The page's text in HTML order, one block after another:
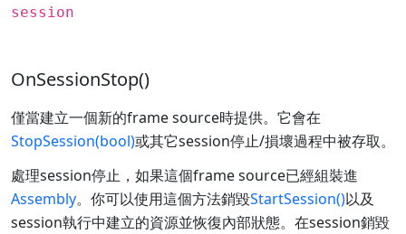
session
OnSessionStop()
僅當建立一個新的frame source時提供。它會在
StopSession(bool)或其它session停止/損壞過程中被存取。
處理session停止，如果這個frame source已經組裝進
Assembly。你可以使用這個方法銷毀StartSession()以及
session執行中建立的資源並恢復內部狀態。在session銷毀